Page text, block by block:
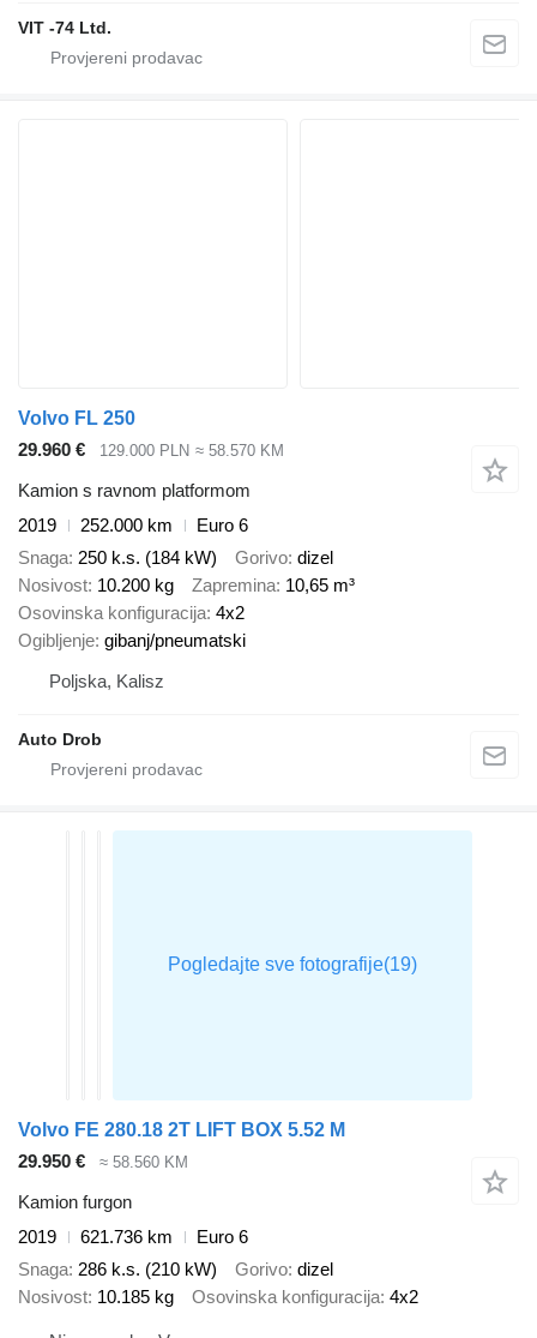
VIT -74 Ltd.
Volvo FL 250
29.960 €
129.000 PLN ≈ 58.570 KM
Kamion s ravnom platformom
2019
252.000 km
Euro 6
Snaga 250 k.s. (184 kW) Gorivo dizel
Nosivost 10.200 kg Zapremina 10,65 m³
Osovinska konfiguracija 4x2
Ogibljenje gibanj/pneumatski
Poljska, Kalisz
Auto Drob
Volvo FE 280.18 2T LIFT BOX 5.52 M
29.950 €
≈ 58.560 KM
Kamion furgon
2019
621.736 km
Euro 6
Snaga 286 k.s. (210 kW) Gorivo dizel
Nosivost 10.185 kg Osovinska konfiguracija 4x2